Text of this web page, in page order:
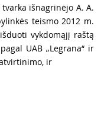
išnagrinėjo A. A.
teismo 2012 m.
vykdomąjį raštą
UAB „Legrana“ ir
ir